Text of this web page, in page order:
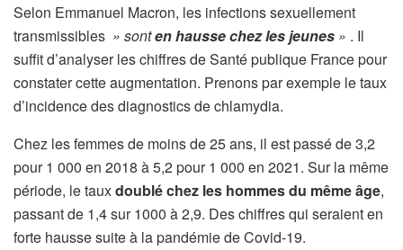
Selon Emmanuel Macron, les infections sexuellement
transmissibles » sonten hausse chez les jeunes » . Il
suffit d’analyser les chiffres de Santé publique France pour
constater cette augmentation. Prenons par exemple le taux
d’incidence des diagnostics de chlamydia.
Chez les femmes de moins de 25 ans, il est passé de 3,2
pour 1 000 en 2018 à 5,2 pour 1 000 en 2021. Sur la même
période, le tauxdoublé chez les hommes du même âge,
passant de 1,4 sur 1000 à 2,9. Des chiffres qui seraient en
forte hausse suite à la pandémie de Covid-19.